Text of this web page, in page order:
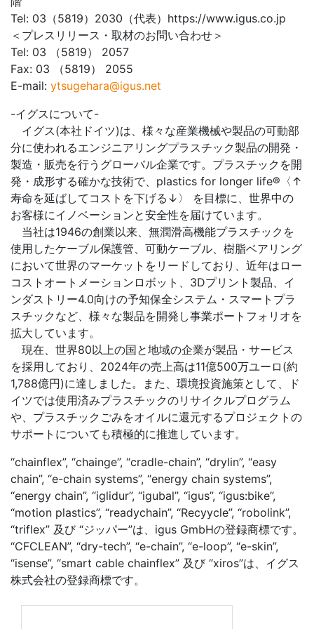
Tel: 03（5819）2030（代表）https://www.igus.co.jp
＜プレスリリース・取材のお問い合わせ＞
Tel: 03 （5819） 2057
Fax: 03 （5819） 2055
E-mail: ytsugehara@igus.net
-イグスについて-
イグス(本社ドイツ)は、様々な産業機械や製品の可動部
分に使われるエンジニアリングプラスチック製品の開発・
製造・販売を行うグローバル企業です。プラスチックを開
発・成形する確かな技術で、plastics for longer life®〈↑
寿命を延ばしてコストを下げる↓〉 を目標に、世界中の
お客様にイノベーションと安全性を届けています。
当社は1946の創業以来、無潤滑高機能プラスチックを
使用したケーブル保護管、可動ケーブル、樹脂ベアリング
において世界のマーケットをリードしており、近年はロー
コストオートメーションロボット、3Dプリント製品、イ
ンダストリー4.0向けの予知保全システム・スマートプラ
スチックなど、様々な製品を開発し事業ポートフォリオを
拡大しています。
現在、世界80以上の国と地域の企業が製品・サービス
を採用しており、2024年の売上高は11億500万ユーロ(約
1,788億円)に達しました。また、環境投資施策として、ド
イツでは使用済みプラスチックのリサイクルプログラム
や、プラスチックごみをオイルに還元するプロジェクトの
サポートについても積極的に推進しています。
“chainflex”, “chainge”, “cradle-chain”, “drylin”, “easy
chain”, “e-chain systems”, “energy chain systems”,
“energy chain”, “iglidur”, “igubal”, “igus”, “igus:bike”,
“motion plastics”, “readychain”, “Recyycle”, “robolink”,
“triflex” 及び “ジッパー”は、igus GmbHの登録商標です。
“CFCLEAN”, “dry-tech”, “e-chain”, “e-loop”, “e-skin”,
“isense”, “smart cable chainflex” 及び “xiros”は、イグス
株式会社の登録商標です。